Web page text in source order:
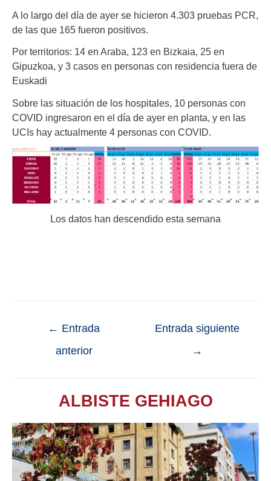
A lo largo del día de ayer se hicieron 4.303 pruebas PCR,
de las que 165 fueron positivos.
Por territorios: 14 en Araba, 123 en Bizkaia, 25 en
Gipuzkoa, y 3 casos en personas con residencia fuera de
Euskadi
Sobre las situación de los hospitales, 10 personas con
COVID ingresaron en el día de ayer en planta, y en las
UCIs hay actualmente 4 personas con COVID.
Los datos han descendido esta semana
← Entrada
anterior
Entrada siguiente
→
ALBISTE GEHIAGO